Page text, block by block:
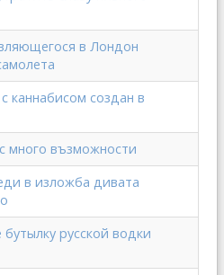
в Лондон
каннабисом создан в
много възможности
в изложба дивата
русской водки